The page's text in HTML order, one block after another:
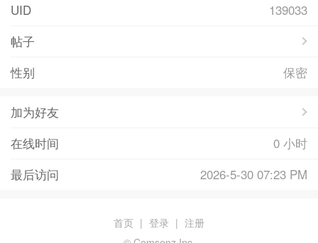
UID
139033
帖子
性别
保密
加为好友
在线时间
0 小时
最后访问
2026-5-30 07:23 PM
首页 | 登录 | 注册